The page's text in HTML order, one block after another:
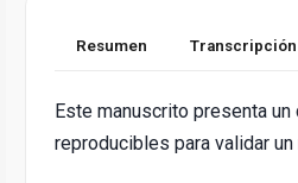
Resumen Transcripción
Este manuscrito presenta
reproducibles para validar